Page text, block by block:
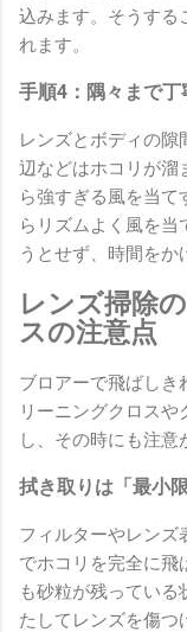
込みます。そうする
れます。
手順4：隅々まで丁
レンズとボディの隙
辺などはホコリが溜
ら強すぎる風を当
らリズムよく風を当
うとせず、時間をか
レンズ掃除
スの注意点
ブロアーで飛ばしき
リーニングクロス
し、その時にも注意
拭き取りは「最小
フィルターやレンズ
でホコリを完全に飛
も砂粒が残ってい
たしてレンズを傷つ